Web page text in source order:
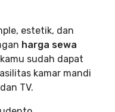
estetik, dan
harga sewa
sudah dapat
kamar mandi
TV.